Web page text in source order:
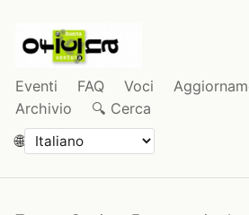
Eventi FAQ Voci
Archivio
🔍 Cerca
🌐